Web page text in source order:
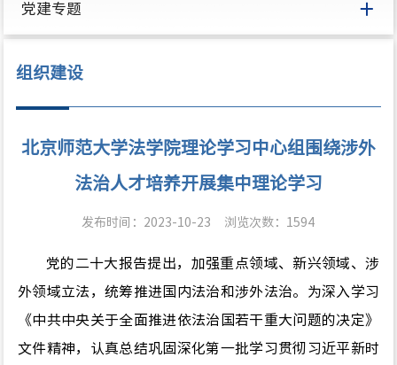
党建专题
组织建设
北京师范大学法学院理论学习中心组围绕涉外
法治人才培养开展集中理论学习
发布时间：2023-10-23 浏览次数： 1594
党的二十大报告提出，加强重点领域、新兴领域、涉
外领域立法，统筹推进国内法治和涉外法治。为深入学习
《中共中央关于全面推进依法治国若干重大问题的决定》
文件精神，认真总结巩固深化第一批学习贯彻习近平新时